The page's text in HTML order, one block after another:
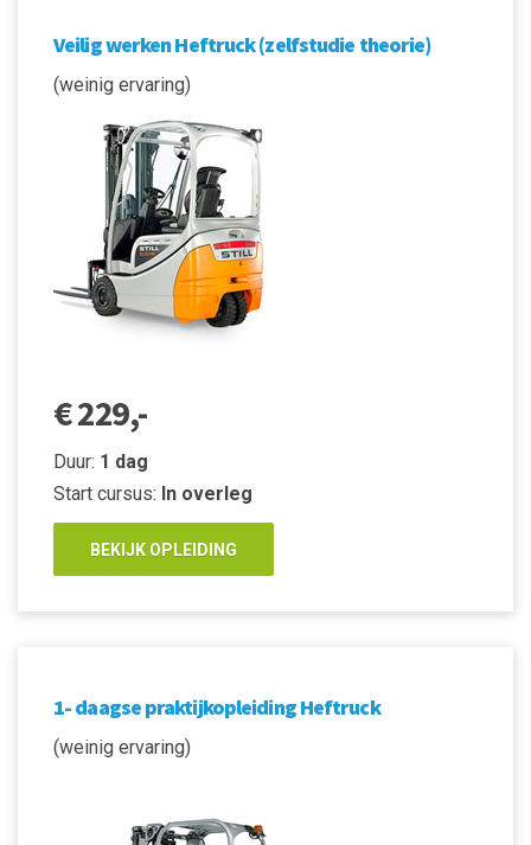
Veilig werken Heftruck (zelfstudie theorie)
(weinig ervaring)
€ 229,-
Duur: 1 dag
Start cursus: In overleg
BEKIJK OPLEIDING
1- daagse praktijkopleiding Heftruck
(weinig ervaring)